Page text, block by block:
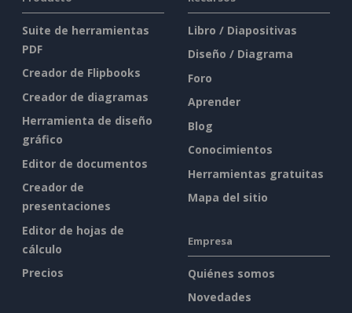
Suite de herramientas
PDF
Creador de Flipbooks
Creador de diagramas
Herramienta de diseño
gráfico
Editor de documentos
Creador de
presentaciones
Editor de hojas de
cálculo
Precios
Libro / Diapositivas
Diseño / Diagrama
Foro
Aprender
Blog
Conocimientos
Herramientas gratuitas
Mapa del sitio
Empresa
Quiénes somos
Novedades